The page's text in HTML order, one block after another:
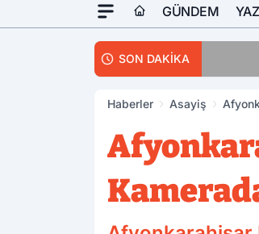
GÜNDEM
SON DAKİKA
Haberler Asayiş